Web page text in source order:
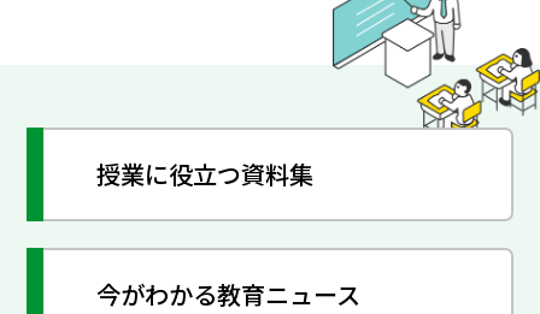
授業に役立つ資料集
今がわかる教育ニュース